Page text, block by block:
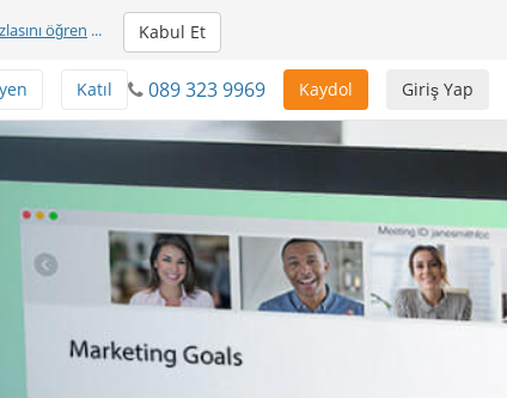
öğren ... Kabul Et
Giriş Yap
Kaydol
089 323 9969
Katıl